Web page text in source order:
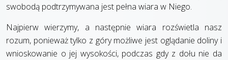
swobodą podtrzymywana jest pełna wiara w Niego.
Najpierw wierzymy, a następnie wiara rozświetla nasz
rozum, ponieważ tylko z góry możliwe jest oglądanie doliny i
wnioskowanie o jej wysokości, podczas gdy z dołu nie da